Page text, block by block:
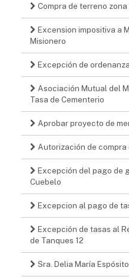
Compra de terreno
Excension impositiva a
Misionero
Excepción de ordenanza
Asociación Mutual del
Tasa de Cementerio
Aprobar proyecto de
Autorización de compra
Excepción del pago de
Cuebelo
Excepcion al pago de
Excepción de tasas al
de Tanques 12
Sra. Delia María Espósito